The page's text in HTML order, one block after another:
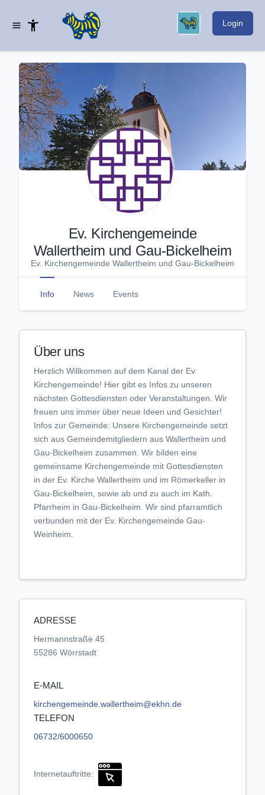
Login
Ev. Kirchengemeinde
Wallertheim und Gau-Bickelheim
Ev. Kirchengemeinde Wallertheim und Gau-Bickelheim
Info News Events
Über uns
Herzlich Willkommen auf dem Kanal der Ev.
Kirchengemeinde! Hier gibt es Infos zu unseren
nächsten Gottesdiensten oder Veranstaltungen. Wir
freuen uns immer über neue Ideen und Gesichter!
Infos zur Gemeinde: Unsere Kirchengemeinde setzt
sich aus Gemeindemitgliedern aus Wallertheim und
Gau-Bickelheim zusammen. Wir bilden eine
gemeinsame Kirchengemeinde mit Gottesdiensten
in der Ev. Kirche Wallertheim und im Römerkeller in
Gau-Bickelheim, sowie ab und zu auch im Kath.
Pfarrheim in Gau-Bickelheim. Wir sind pfarramtlich
verbunden mit der Ev. Kirchengemeinde Gau-
Weinheim.
ADRESSE
Hermannstraße 45
55286 Wörrstadt
E-MAIL
kirchengemeinde.wallertheim@ekhn.de
TELEFON
06732/6000650
Internetauftritte: